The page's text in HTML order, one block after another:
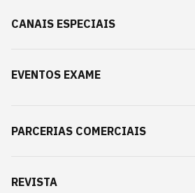
CANAIS ESPECIAIS
EVENTOS EXAME
PARCERIAS COMERCIAIS
REVISTA